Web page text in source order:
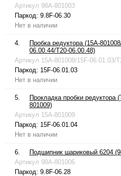
Артикул 98A-801003
Паркод: 9.8F-06.30
Нет в наличии
4.
Пробка редуктора (15A-
06.00.44/T20-06.00.48)
Артикул 15A-801008/15F-06.01.03/
Паркод: 15F-06.01.03
Нет в наличии
5.
Прокладка пробки редуктора
801009)
Артикул 15A-801009
Паркод: 15F-06.01.04
Нет в наличии
6.
Подшипник шариковый 6204
Артикул 98A-801006
Паркод: 9.8F-06.28